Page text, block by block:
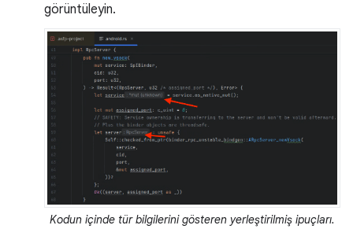
görüntüleyin.
Kodun içinde tür bilgilerini gösteren yerleştirilmiş ipuçları.